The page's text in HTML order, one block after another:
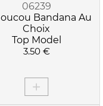
06239
Bandana Au
Choix
Top Model
3.50 €